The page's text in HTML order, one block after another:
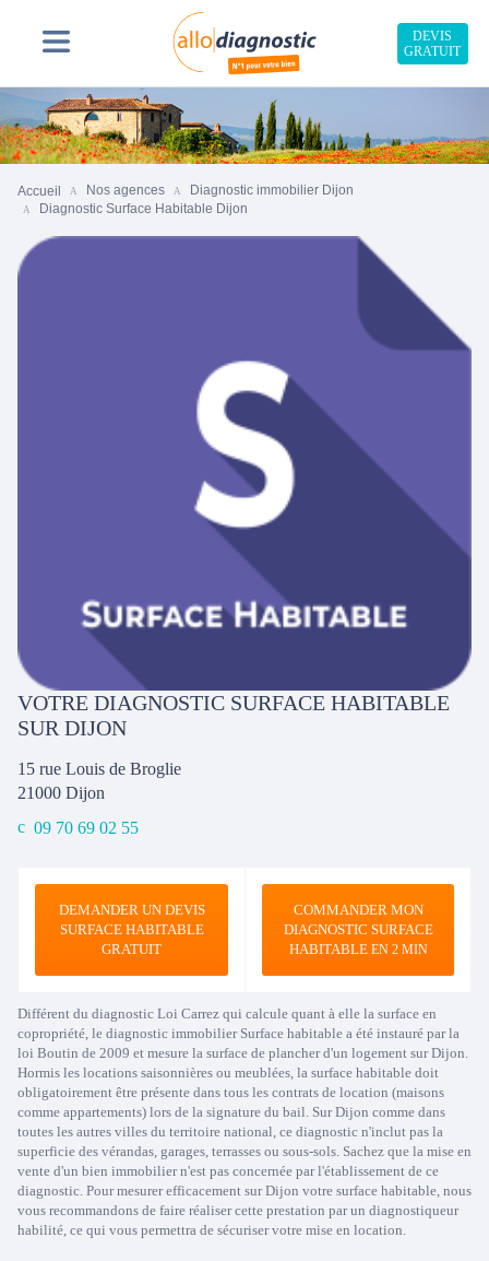
DEVIS
GRATUIT
Accueil Nos agences
Diagnostic immobilier Dijon
Diagnostic Surface Habitable Dijon
VOTRE DIAGNOSTIC SURFACE HABITABLE
SUR DIJON
15 rue Louis de Broglie
21000 Dijon
09 70 69 02 55
DEMANDER UN DEVIS
SURFACE HABITABLE
GRATUIT
COMMANDER MON
DIAGNOSTIC SURFACE
HABITABLEEN 2 MIN
Différent du diagnostic Loi Carrez qui calcule quant à elle la surface en
copropriété, le diagnostic immobilier Surface habitable a été instauré par la
loi Boutin de 2009 et mesure la surface de plancher d'un logement sur Dijon.
Hormis les locations saisonnières ou meublées, la surface habitable doit
obligatoirement être présente dans tous les contrats de location (maisons
comme appartements) lors de la signature du bail. Sur Dijon comme dans
toutes les autres villes du territoire national, ce diagnostic n'inclut pas la
superficie des vérandas, garages, terrasses ou sous-sols. Sachez que la mise en
vente d'un bien immobilier n'est pas concernée par l'établissement de ce
diagnostic. Pour mesurer efficacement sur Dijon votre surface habitable, nous
vous recommandons de faire réaliser cette prestation par un diagnostiqueur
habilité, ce qui vous permettra de sécuriser votre mise en location.